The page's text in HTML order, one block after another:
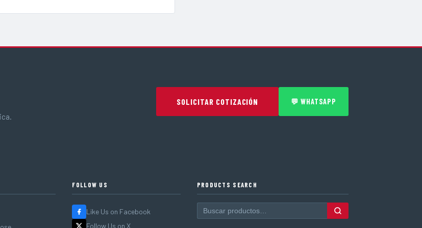
SOLICITAR COTIZACIÓN 💬 WHATSAPP
FOLLOW US
Like Us on Facebook
Follow Us on X
PRODUCTS SEARCH